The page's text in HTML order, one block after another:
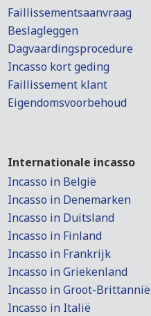
Faillissementsaanvraag
Beslagleggen
Dagvaardingsprocedure
Incasso kort geding
Faillissement klant
Eigendomsvoorbehoud
Internationale incasso
Incasso in België
Incasso in Denemarken
Incasso in Duitsland
Incasso in Finland
Incasso in Frankrijk
Incasso in Griekenland
Incasso in Groot-Brittannië
Incasso in Italië